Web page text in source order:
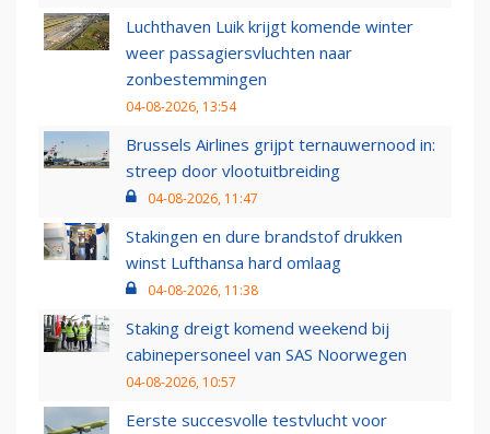
Luchthaven Luik krijgt komende winter
weer passagiersvluchten naar
zonbestemmingen
04-08-2026, 13:54
Brussels Airlines grijpt ternauwernood in:
streep door vlootuitbreiding
04-08-2026, 11:47
Stakingen en dure brandstof drukken
winst Lufthansa hard omlaag
04-08-2026, 11:38
Staking dreigt komend weekend bij
cabinepersoneel van SAS Noorwegen
04-08-2026, 10:57
Eerste succesvolle testvlucht voor